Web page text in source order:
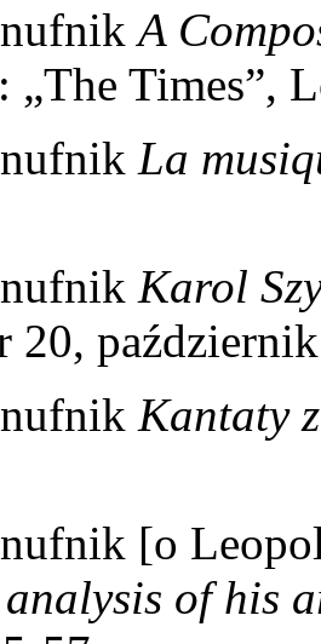
A
„The Times”,
La
Karol
20,
Kantaty
[o
analysis of his